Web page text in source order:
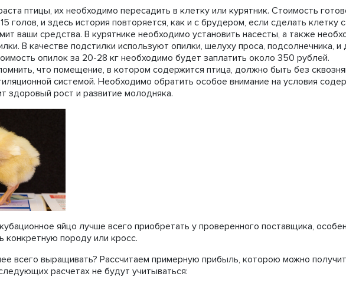
птицы, их необходимо пересадить в клетку или курятник. Стоимость
голов, и здесь история повторяется, как и с брудером, если сделать клетку
ваши средства. В курятнике необходимо установить насесты, а также
В качестве подстилки используют опилки, шелуху проса, подсолнечника, и
опилок за 20-28 кг необходимо будет заплатить около 350 рублей.
что помещение, в котором содержится птица, должно быть без
системой. Необходимо обратить особое внимание на условия
здоровый рост и развитие молодняка.
яйцо лучше всего приобретать у проверенного поставщика,
конкретную породу или кросс.
всего выращивать? Рассчитаем примерную прибыль, которою можно
расчетах не будут учитываться: